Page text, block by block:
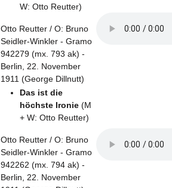
W: Otto Reutter)
Otto Reutter / O: Bruno
Seidler-Winkler - Gramo
942279 (mx. 793 ak) -
Berlin, 22. November
1911 (George Dillnutt)
Das ist die
höchste Ironie (M
+ W: Otto Reutter)
Otto Reutter / O: Bruno
Seidler-Winkler - Gramo
942262 (mx. 794 ak) -
Berlin, 22. November